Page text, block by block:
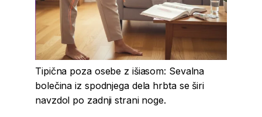
Tipična poza osebe z išiasom: Sevalna
bolečina iz spodnjega dela hrbta se širi
navzdol po zadnji strani noge.